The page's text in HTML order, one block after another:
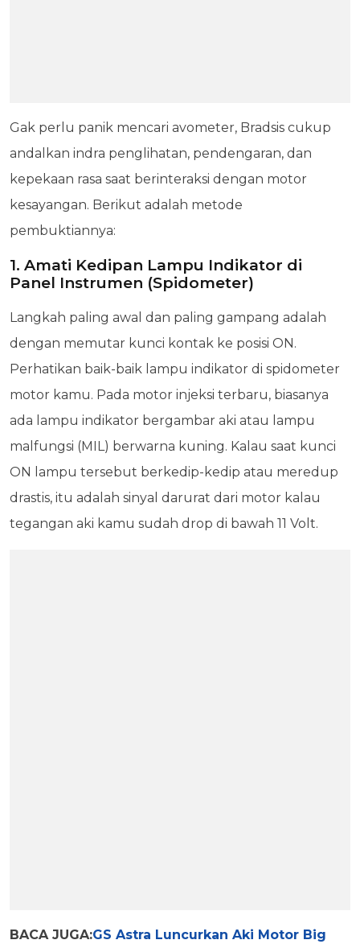
Gak perlu panik mencari avometer, Bradsis cukup
andalkan indra penglihatan, pendengaran, dan
kepekaan rasa saat berinteraksi dengan motor
kesayangan. Berikut adalah metode
pembuktiannya:
1. Amati Kedipan Lampu Indikator di
Panel Instrumen (Spidometer)
Langkah paling awal dan paling gampang adalah
dengan memutar kunci kontak ke posisi ON.
Perhatikan baik-baik lampu indikator di spidometer
motor kamu. Pada motor injeksi terbaru, biasanya
ada lampu indikator bergambar aki atau lampu
malfungsi (MIL) berwarna kuning. Kalau saat kunci
ON lampu tersebut berkedip-kedip atau meredup
drastis, itu adalah sinyal darurat dari motor kalau
tegangan aki kamu sudah drop di bawah 11 Volt.
BACA JUGA:GS Astra Luncurkan Aki Motor Big